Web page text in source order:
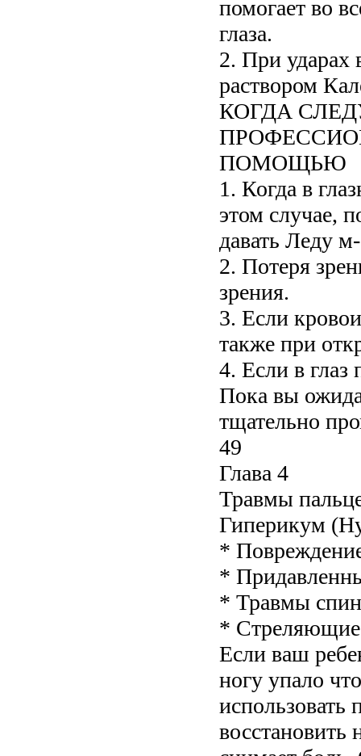
помогает во
глаза.
2. При ударах
раствором
КОГДА
ПОМОЩЬЮ
1. Когда в
этом случае,
давать Леду
2. Потеря
зрения.
3. Если
также при
4. Если в глаз
Пока вы
тщательно
49
Глава 4
Травмы
Гиперикум
*
*
* Травмы
*
Если ваш
ногу упало
использовать
восстановить